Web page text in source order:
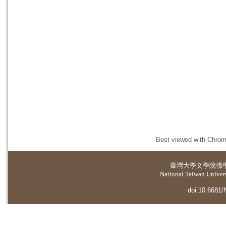
Best viewed with
臺灣大學文學院佛
National Taiwan
doi:10.6681/